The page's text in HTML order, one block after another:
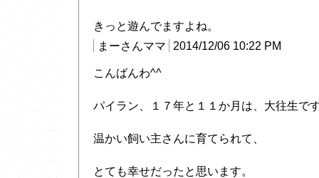
きっと遊んでますよね。
まーさんママ
2014/12/06 10:22 PM
こんばんわ^^
パイラン、１７年と１１か月は、大往生で
温かい飼い主さんに育てられて、
とても幸せだったと思います。